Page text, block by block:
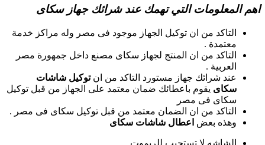
اهم المعلومات التي تهمك عند شرائك جهاز سكاى
التاكد من ان توكيل الجهاز موجود فى مصر وله مراكز خدمة
معتمدة .
التاكد من ان المنتج لجهاز سكاى مصنع داخل جمهورة مصر
العربية .
عند شرائك جهاز مستورد التاكد من ان توكيل شاشات
سكاى يقوم باعطائك ضمان معتمد على الجهاز من قبل توكيل
سكاى فى مصر
التاكد من ان الضمان معتمد من قبل توكيل سكاى فى مصر .
وهذه بعض اعطال شاشات سكاى
الشاشه لا تستجيب للريموت